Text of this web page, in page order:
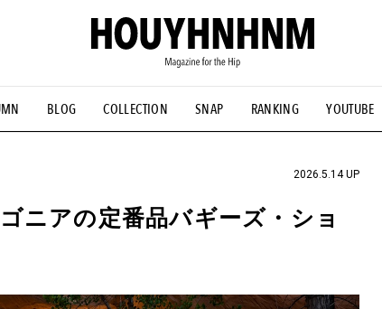
BLOG COLLECTION SNAP RANKING YOUTUBE
#古着サミット #NEW VINTAGE #マイナーグッド図鑑
#FOCUS IT #AH.H #ととけん #FASHION #MUSIC
2026.5.14 UP
ニアの定番品バギーズ・ショ